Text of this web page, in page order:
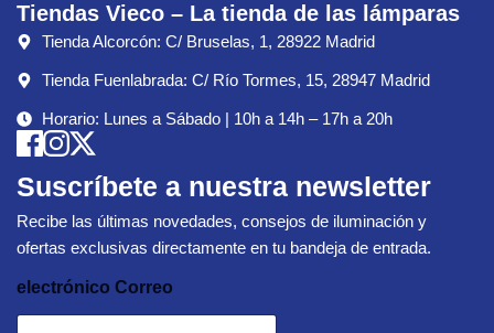
Tiendas Vieco – La tienda de las lámparas
Tienda Alcorcón: C/ Bruselas, 1, 28922 Madrid
Tienda Fuenlabrada: C/ Río Tormes, 15, 28947 Madrid
Horario: Lunes a Sábado | 10h a 14h – 17h a 20h
Suscríbete a nuestra newsletter
Recibe las últimas novedades, consejos de iluminación y
ofertas exclusivas directamente en tu bandeja de entrada.
electrónico Correo